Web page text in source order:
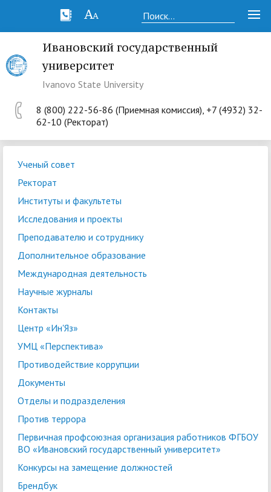
Ивановский государственный
университет
Ivanovo State University
8 (800) 222-56-86 (Приемная комиссия), +7 (4932) 32-
62-10 (Ректорат)
Ученый совет
Ректорат
Институты и факультеты
Исследования и проекты
Преподавателю и сотруднику
Дополнительное образование
Международная деятельность
Научные журналы
Контакты
Центр «Ин'Яз»
УМЦ «Перспектива»
Противодействие коррупции
Документы
Отделы и подразделения
Против террора
Первичная профсоюзная организация работников ФГБОУ
ВО «Ивановский государственный университет»
Конкурсы на замещение должностей
Брендбук